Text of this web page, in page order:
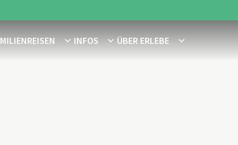
INFOS ÜBER ERLEBE